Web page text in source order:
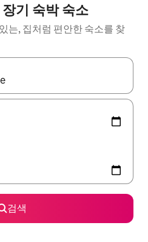
기 숙박 숙소
는, 집처럼 편안한 숙소를 찾
키를 사용하거나 터치 또는 스와이
검색